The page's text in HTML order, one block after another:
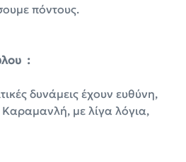
πόντους.
:
δυνάμεις έχουν ευθύνη,
Καραμανλή, με λίγα λόγια,